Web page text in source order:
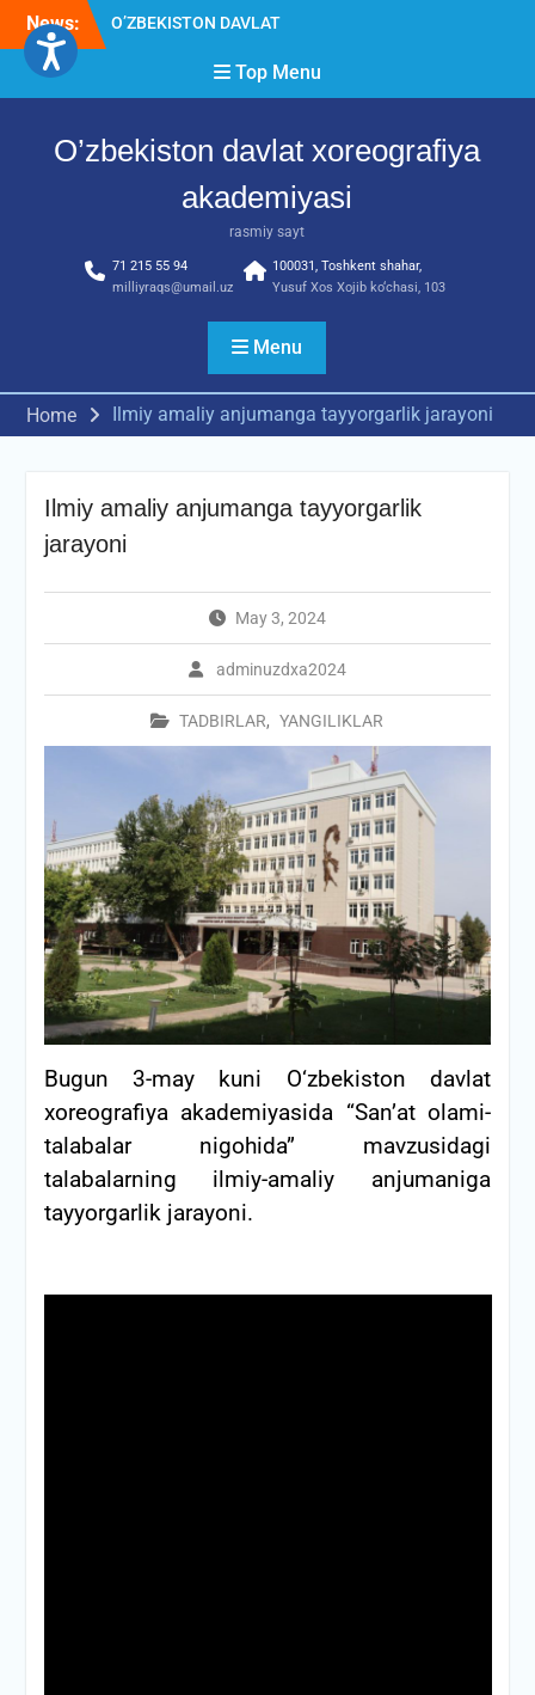
Skip
content
News:
O’ZBEKISTON DAVLAT
AKADEMIYASIDA
о‘tkazilgan kasbiy (ijodiy)
Diqqat e’lon!
imtihon jarayonlari
Top Menu
O’zbekiston davlat xoreografiya
akademiyasi
rasmiy sayt
71 215 55 94
milliyraqs@umail.uz
100031, Toshkent shahar,
Yusuf Xos Xojib ko‘chasi, 103
Menu
Home Ilmiy amaliy anjumanga tayyorgarlik jarayoni
Ilmiy amaliy anjumanga tayyorgarlik
jarayoni
May 3, 2024
adminuzdxa2024
TADBIRLAR, YANGILIKLAR
Bugun 3-may kuni O‘zbekiston davlat
xoreografiya akademiyasida “San’at olami-
talabalar nigohida” mavzusidagi
talabalarning ilmiy-amaliy anjumaniga
tayyorgarlik jarayoni.